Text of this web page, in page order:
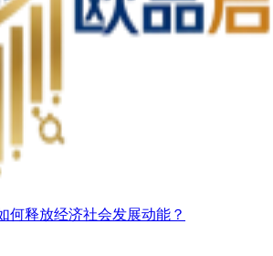
何释放经济社会发展动能？